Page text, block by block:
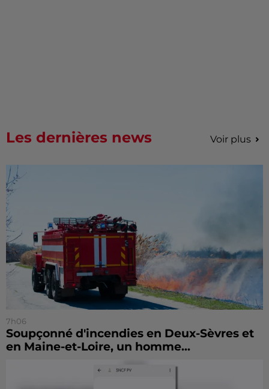
Les dernières news Voir plus
7h06
Soupçonné d'incendies en Deux-Sèvres et
en Maine-et-Loire, un homme...